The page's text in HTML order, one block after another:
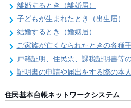
離婚するとき（離婚届）
子どもが生まれたとき（出生届）
結婚するとき（婚姻届）
ご家族が亡くなられたときの各種
戸籍証明、住民票、課税証明書等の証明
証明書の申請や届出をする際の本
住民基本台帳ネットワークシステム